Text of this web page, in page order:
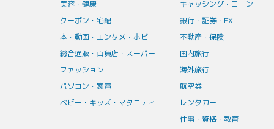
美容・健康
クーポン・宅配
本・動画・エンタメ・ホビー
総合通販・百貨店・スーパー
ファッション
パソコン・家電
ベビー・キッズ・マタニティ
キャッシング・ローン
銀行・証券・FX
不動産・保険
国内旅行
海外旅行
航空券
レンタカー
仕事・資格・教育